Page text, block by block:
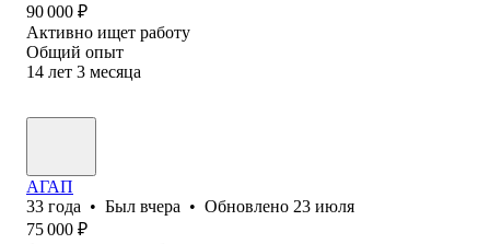
90 000 ₽
Активно ищет работу
Общий опыт
14 лет 3 месяца
АГАП
33 года • Был вчера • Обновлено 23 июля
75 000 ₽